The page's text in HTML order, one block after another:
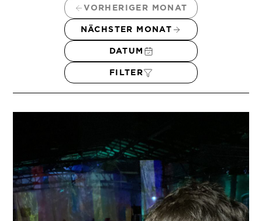
VORHERIGER MONAT
NÄCHSTER MONAT
DATUM
FILTER